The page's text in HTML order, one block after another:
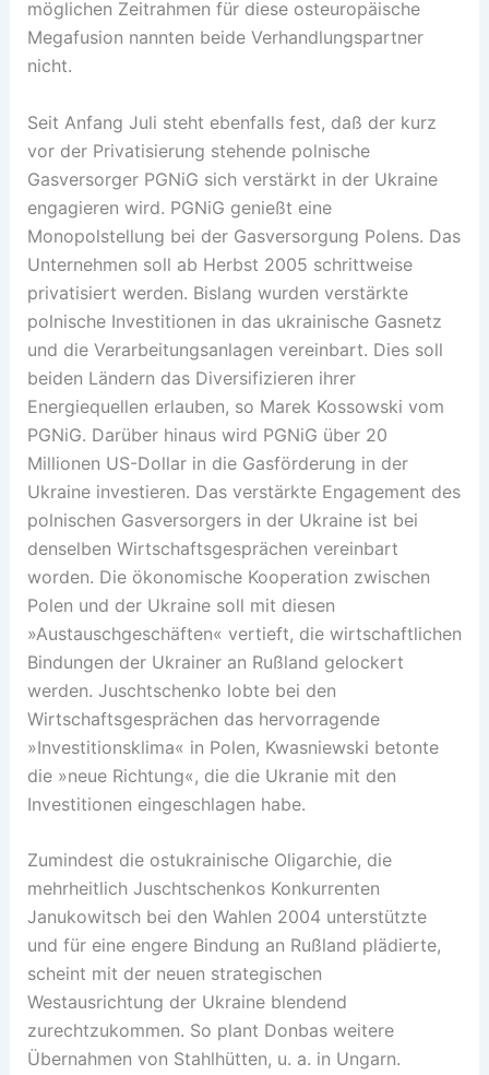
möglichen Zeitrahmen für diese osteuropäische
Megafusion nannten beide Verhandlungspartner
nicht.
Seit Anfang Juli steht ebenfalls fest, daß der kurz
vor der Privatisierung stehende polnische
Gasversorger PGNiG sich verstärkt in der Ukraine
engagieren wird. PGNiG genießt eine
Monopolstellung bei der Gasversorgung Polens. Das
Unternehmen soll ab Herbst 2005 schrittweise
privatisiert werden. Bislang wurden verstärkte
polnische Investitionen in das ukrainische Gasnetz
und die Verarbeitungsanlagen vereinbart. Dies soll
beiden Ländern das Diversifizieren ihrer
Energiequellen erlauben, so Marek Kossowski vom
PGNiG. Darüber hinaus wird PGNiG über 20
Millionen US-Dollar in die Gasförderung in der
Ukraine investieren. Das verstärkte Engagement des
polnischen Gasversorgers in der Ukraine ist bei
denselben Wirtschaftsgesprächen vereinbart
worden. Die ökonomische Kooperation zwischen
Polen und der Ukraine soll mit diesen
»Austauschgeschäften« vertieft, die wirtschaftlichen
Bindungen der Ukrainer an Rußland gelockert
werden. Juschtschenko lobte bei den
Wirtschaftsgesprächen das hervorragende
»Investitionsklima« in Polen, Kwasniewski betonte
die »neue Richtung«, die die Ukranie mit den
Investitionen eingeschlagen habe.
Zumindest die ostukrainische Oligarchie, die
mehrheitlich Juschtschenkos Konkurrenten
Janukowitsch bei den Wahlen 2004 unterstützte
und für eine engere Bindung an Rußland plädierte,
scheint mit der neuen strategischen
Westausrichtung der Ukraine blendend
zurechtzukommen. So plant Donbas weitere
Übernahmen von Stahlhütten, u. a. in Ungarn.